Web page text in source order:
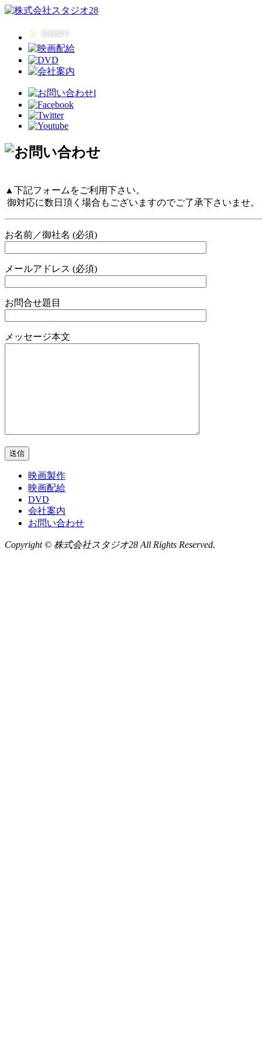
▲下記フォームをご利用下さい。
御対応に数日頂く場合もございますのでご了承下さいませ。
お名前／御社名 (必須)
メールアドレス (必須)
お問合せ題目
メッセージ本文
映画製作
映画配給
DVD
会社案内
お問い合わせ
Copyright © 株式会社スタジオ28 All Rights Reserved.